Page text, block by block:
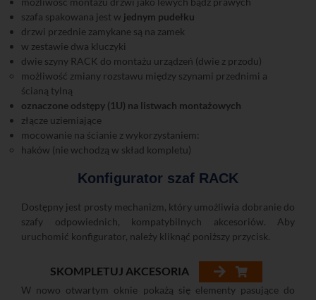
szafa spakowana jest w jednym pudełku
drzwi przednie zamykane są na zamek
w zestawie dwa kluczyki
dwie szyny RACK do montażu urządzeń (dwie z przodu)
możliwość zmiany rozstawu między szynami przednimi a
ścianą tylną
oznaczone odstępy (1U) na listwach montażowych
złącze uziemiające
mocowanie na ścianie z wykorzystaniem:
haków (nie wchodzą w skład kompletu)
Konfigurator szaf RACK
Dostępny jest prosty mechanizm, który umożliwia dobranie do
szafy odpowiednich, kompatybilnych akcesoriów. Aby
uruchomić konfigurator, należy kliknąć poniższy przycisk.
SKOMPLETUJ AKCESORIA
W nowo otwartym oknie pokażą się elementy pasujące do